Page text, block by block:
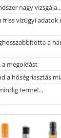
nagy vizsgája…
friss vízügyi
a
megoldást
a hőségriasztás
termel…